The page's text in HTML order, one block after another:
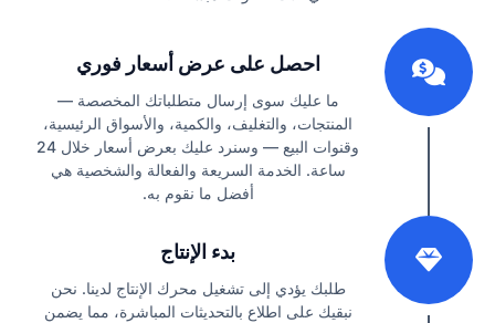
احصل على عرض أسعار فوري
ما عليك سوى إرسال متطلباتك المخصصة —
المنتجات، والتغليف، والكمية، والأسواق الرئيسية،
وقنوات البيع — وسنرد عليك بعرض أسعار خلال 24
ساعة. الخدمة السريعة والفعالة والشخصية هي
أفضل ما نقوم به.
بدء الإنتاج
طلبك يؤدي إلى تشغيل محرك الإنتاج لدينا. نحن
نبقيك على اطلاع بالتحديثات المباشرة، مما يضمن